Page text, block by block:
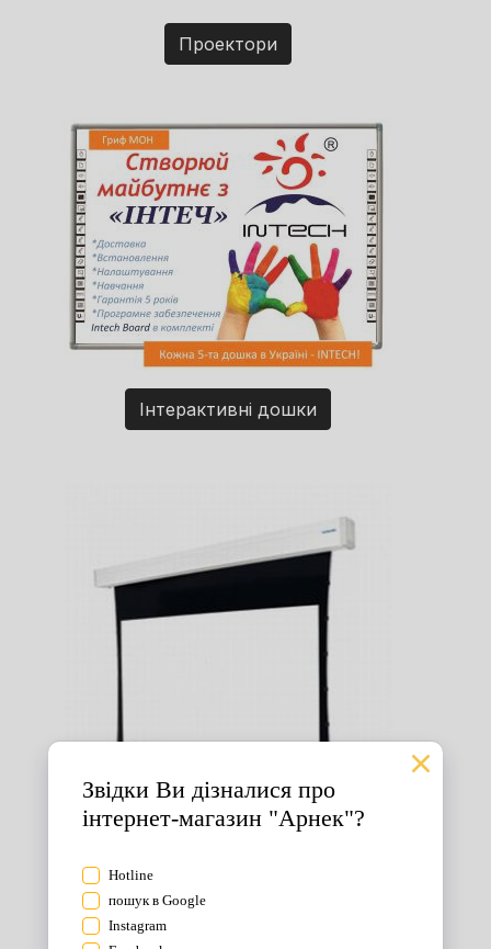
Проектори
Інтерактивні дошки